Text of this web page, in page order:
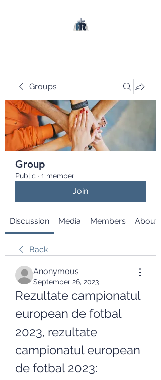
Groups
Group
Public · 1 member
Join
Discussion Media Members About
Back
Anonymous
September 26, 2023
Rezultate campionatul
european de fotbal
2023, rezultate
campionatul european
de fotbal 2023: